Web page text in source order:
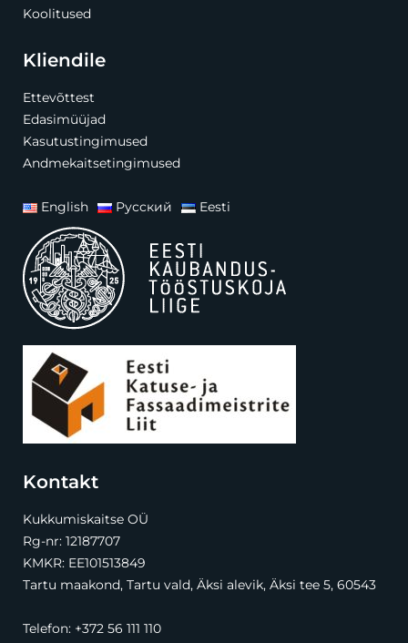
Koolitused
Kliendile
Ettevõttest
Edasimüüjad
Kasutustingimused
Andmekaitsetingimused
English Русский Eesti
Kontakt
Kukkumiskaitse OÜ
Rg-nr: 12187707
KMKR: EE101513849
Tartu maakond, Tartu vald, Äksi alevik, Äksi tee 5, 60543
Telefon: +372 56 111 110